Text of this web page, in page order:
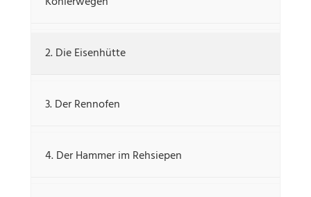
2. Die Eisenhütte
3. Der Rennofen
4. Der Hammer im Rehsiepen